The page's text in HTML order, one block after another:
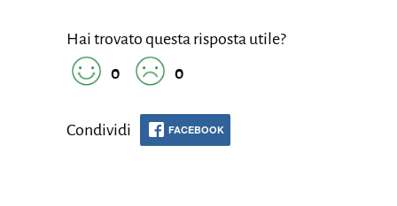
Hai trovato questa risposta utile?
0
0
Condividi FACEBOOK